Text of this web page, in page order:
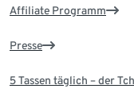
Affiliate Programm
Presse
5 Tassen täglich – der